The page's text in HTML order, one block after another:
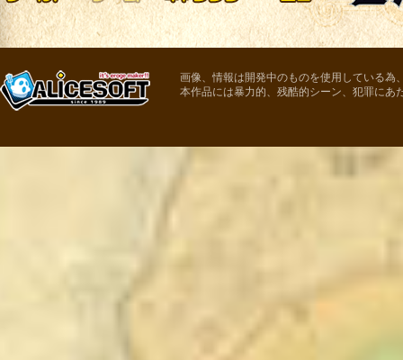
画像、情報は開発中のものを使用している
本作品には暴力的、残酷的シーン、犯罪に